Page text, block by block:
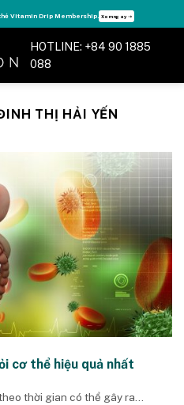
RIÊNG cho Member DripClub! Chi tiết ➝
HOTLINE: +84 90 1885
088
THỊ HẢI YẾN
cơ thể hiệu quả nhất
thời gian có thể gây ra...